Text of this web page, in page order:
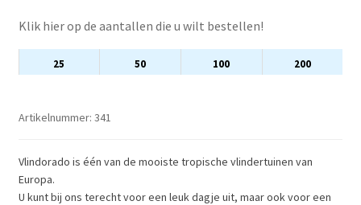
Klik hier op de aantallen die u wilt bestellen!
25 50 100 200
Artikelnummer: 341
Vlindorado is één van de mooiste tropische vlindertuinen van
Europa.
U kunt bij ons terecht voor een leuk dagje uit, maar ook voor een